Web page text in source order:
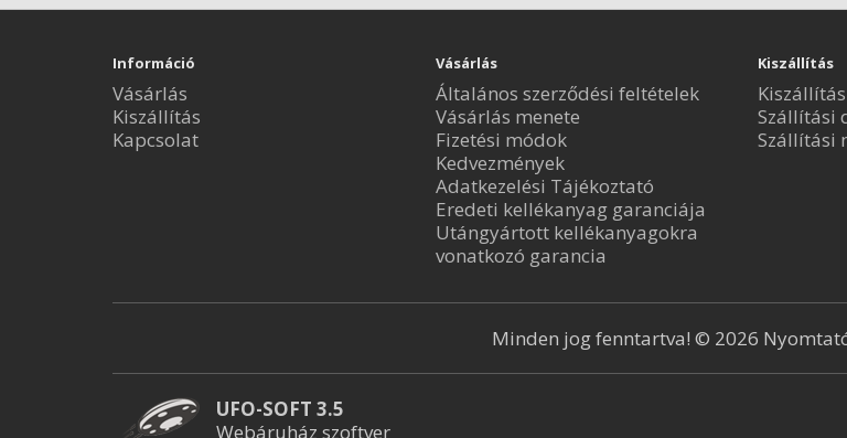
Információ
Vásárlás
Kiszállítás
Kapcsolat
Vásárlás
Általános szerződési feltételek
Vásárlás menete
Fizetési módok
Kedvezmények
Adatkezelési Tájékoztató
Eredeti kellékanyag garanciája
Utángyártott kellékanyagokra
vonatkozó garancia
Kiszállítás
Szállítási
Szállítási
Minden jog fenntartva! © 2026
UFO-SOFT 3.5
Webáruház szoftver